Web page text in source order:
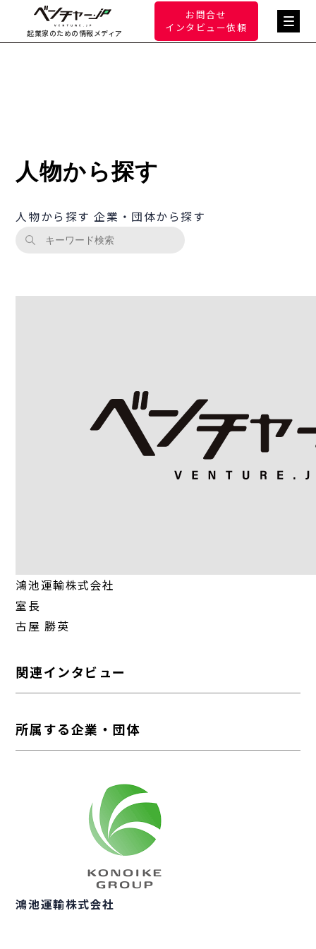
起業家のための情報メディア
お問合せ
インタビュー依頼
人物から探す
人物から探す 企業・団体から探す
鴻池運輸株式会社
室長
古屋 勝英
関連インタビュー
所属する企業・団体
鴻池運輸株式会社